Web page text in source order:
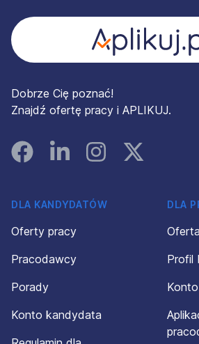
Dobrze Cię poznać!
Znajdź ofertę pracy i APLIKUJ.
FacebookLinked InInstagramInstagram
DLA KANDYDATÓW
Oferty pracy
Pracodawcy
Porady
Konto kandydata
DLA
Profil